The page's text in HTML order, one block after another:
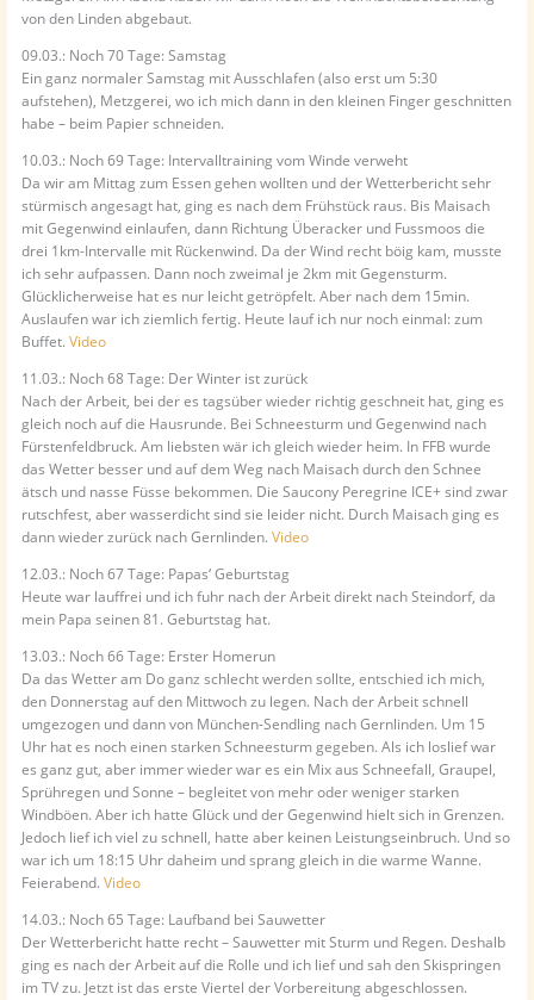
von den Linden abgebaut.
09.03.: Noch 70 Tage: Samstag
Ein ganz normaler Samstag mit Ausschlafen (also erst um 5:30
aufstehen), Metzgerei, wo ich mich dann in den kleinen Finger geschnitten
habe – beim Papier schneiden.
10.03.: Noch 69 Tage: Intervalltraining vom Winde verweht
Da wir am Mittag zum Essen gehen wollten und der Wetterbericht sehr
stürmisch angesagt hat, ging es nach dem Frühstück raus. Bis Maisach
mit Gegenwind einlaufen, dann Richtung Überacker und Fussmoos die
drei 1km-Intervalle mit Rückenwind. Da der Wind recht böig kam, musste
ich sehr aufpassen. Dann noch zweimal je 2km mit Gegensturm.
Glücklicherweise hat es nur leicht getröpfelt. Aber nach dem 15min.
Auslaufen war ich ziemlich fertig. Heute lauf ich nur noch einmal: zum
Buffet.Video
11.03.: Noch 68 Tage: Der Winter ist zurück
Nach der Arbeit, bei der es tagsüber wieder richtig geschneit hat, ging es
gleich noch auf die Hausrunde. Bei Schneesturm und Gegenwind nach
Fürstenfeldbruck. Am liebsten wär ich gleich wieder heim. In FFB wurde
das Wetter besser und auf dem Weg nach Maisach durch den Schnee
ätsch und nasse Füsse bekommen. Die Saucony Peregrine ICE+ sind zwar
rutschfest, aber wasserdicht sind sie leider nicht. Durch Maisach ging es
dann wieder zurück nach Gernlinden.Video
12.03.: Noch 67 Tage: Papas‘ Geburtstag
Heute war lauffrei und ich fuhr nach der Arbeit direkt nach Steindorf, da
mein Papa seinen 81. Geburtstag hat.
13.03.: Noch 66 Tage: Erster Homerun
Da das Wetter am Do ganz schlecht werden sollte, entschied ich mich,
den Donnerstag auf den Mittwoch zu legen. Nach der Arbeit schnell
umgezogen und dann von München-Sendling nach Gernlinden. Um 15
Uhr hat es noch einen starken Schneesturm gegeben. Als ich loslief war
es ganz gut, aber immer wieder war es ein Mix aus Schneefall, Graupel,
Sprühregen und Sonne – begleitet von mehr oder weniger starken
Windböen. Aber ich hatte Glück und der Gegenwind hielt sich in Grenzen.
Jedoch lief ich viel zu schnell, hatte aber keinen Leistungseinbruch. Und so
war ich um 18:15 Uhr daheim und sprang gleich in die warme Wanne.
Feierabend.Video
14.03.: Noch 65 Tage: Laufband bei Sauwetter
Der Wetterbericht hatte recht – Sauwetter mit Sturm und Regen. Deshalb
ging es nach der Arbeit auf die Rolle und ich lief und sah den Skispringen
im TV zu. Jetzt ist das erste Viertel der Vorbereitung abgeschlossen.